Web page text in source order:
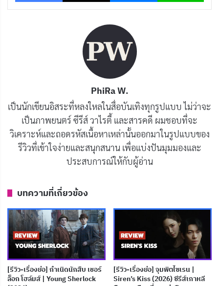
งานสร้างของซีรีส์ Missing: The Other Side ทำออกมาได้
อย่างน่าประทับใจ ฉากหลังของหมู่บ้านดูออนดูลึกลับและ
ชวนขนลุก เสียงประกอบและดนตรีก็เข้ากับบรรยากาศของ
เรื่องราวได้อย่างลงตัว ทำให้ผู้ชมรู้สึกอินไปกับเนื้อเรื่องได้
อย่างเต็มที่
บทสรุป
Missing: The Other Side เป็นซีรีส์เกาหลีที่ผสมผสานแนว
ลงตัว เนื้อเรื่องน่าติดตาม ปริศนาชวนค้นหา การแสดงสุด
ยอด และงานสร้างที่น่าประทับใจ ทำให้ซีรีส์เรื่องนี้เป็นอีก
หนึ่งผลงานที่ไม่ควรพลาดสำหรับคอซีรีส์เกาหลีสายสืบสวน
และแฟน ๆ เรื่องราวเหนือธรรมชาติ
บทความที่เกี่ยวข้อง
PhiRa W.
เป็นนักเขียนอิสระที่หลงใหลในสื่อบันเทิงทุกรูปแบบ ไม่ว่าจะ
เป็นภาพยนตร์ ซีรีส์ วาไรตี้ และสารคดี ผมชอบที่จะ
วิเคราะห์และถอดรหัสเนื้อหาเหล่านั้นออกมาในรูปแบบของ
รีวิวที่เข้าใจง่ายและสนุกสนาน เพื่อแบ่งปันมุมมองและ
ประสบการณ์ให้กับผู้อ่าน
บทความที่เกี่ยวข้อง
[รีวิว-เรื่องย่อ] กำเนิดนักสืบ เชอร์
ล็อก โฮล์มส์ | Young Sherlock
[รีวิว-เรื่องย่อ] จุมพิตไซเรน |
Siren’s Kiss (2026) ซีรีส์เกาหลี